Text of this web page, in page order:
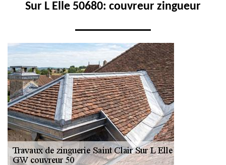
Sur L Elle 50680: couvreur zingueur